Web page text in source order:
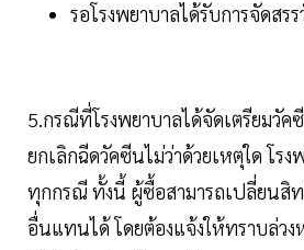
รอโรงพยาบาลได้รับการจัดสร
5.กรณีที่โรงพยาบาลได้จัดเตรียมวั
ยกเลิกฉีดวัคซีนไม่ว่าด้วยเหตุใด โร
ทุกกรณี ทั้งนี้ ผู้ซื้อสามารถเปลี่ยนสิ
อื่นแทนได้ โดยต้องแจ้งให้ทราบล่ว